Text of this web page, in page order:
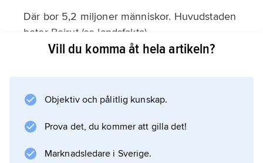
Där bor 5,2 miljoner människor. Huvudstaden
heter Beirut (se landsfakta).
Befolkning
Politik
Vill du komma åt hela artikeln?
Objektiv och pålitlig kunskap.
Prova det, du kommer att gilla det!
Marknadsledare i Sverige.